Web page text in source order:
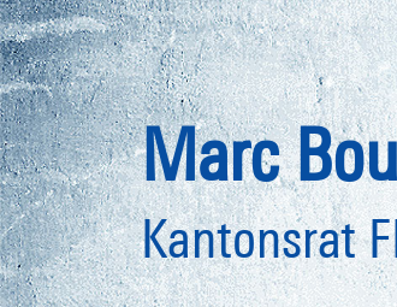
Marc
Kantonsrat